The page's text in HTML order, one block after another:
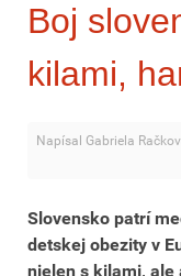
Boj
kilami,
Napísal Gabriela
Slovensko patrí
detskej obezity v
nielen s kilami, ale